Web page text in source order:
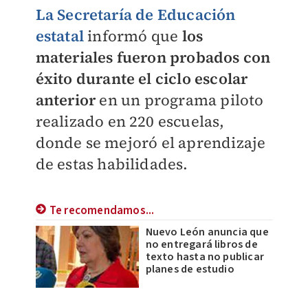
La Secretaría de Educación
estatalinformó que los
materiales fueron probados con
éxito durante el ciclo escolar
anterioren un programa piloto
realizado en 220 escuelas,
donde se mejoró el aprendizaje
de estas habilidades.
Te recomendamos...
Nuevo León anuncia que
no entregará libros de
texto hasta no publicar
planes de estudio